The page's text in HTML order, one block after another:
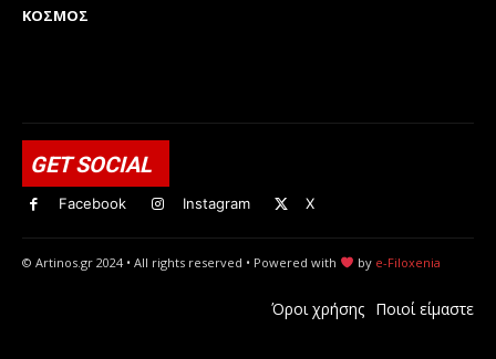
ΚΟΣΜΟΣ
GET SOCIAL
Facebook Instagram X
© Artinos.gr 2024 • All rights reserved • Powered with by e-Filoxenia
Όροι χρήσης Ποιοί είμαστε